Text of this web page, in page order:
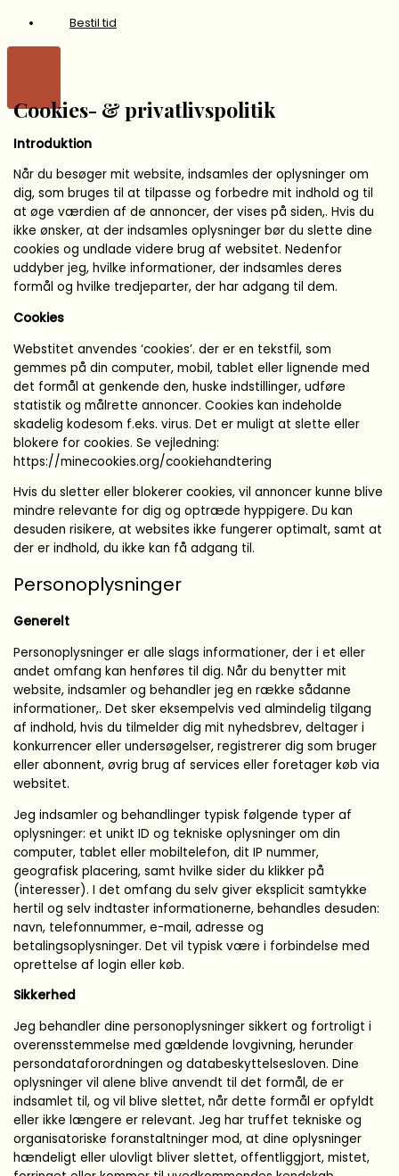
Bestil tid
Cookies- & privatlivspolitik
Introduktion
Når du besøger mit website, indsamles der oplysninger om
dig, som bruges til at tilpasse og forbedre mit indhold og til
at øge værdien af de annoncer, der vises på siden,. Hvis du
ikke ønsker, at der indsamles oplysninger bør du slette dine
cookies og undlade videre brug af websitet. Nedenfor
uddyber jeg, hvilke informationer, der indsamles deres
formål og hvilke tredjeparter, der har adgang til dem.
Cookies
Webstitet anvendes ‘cookies’. der er en tekstfil, som
gemmes på din computer, mobil, tablet eller lignende med
det formål at genkende den, huske indstillinger, udføre
statistik og målrette annoncer. Cookies kan indeholde
skadelig kodesom f.eks. virus. Det er muligt at slette eller
blokere for cookies. Se vejledning:
https://minecookies.org/cookiehandtering
Hvis du sletter eller blokerer cookies, vil annoncer kunne blive
mindre relevante for dig og optræde hyppigere. Du kan
desuden risikere, at websites ikke fungerer optimalt, samt at
der er indhold, du ikke kan få adgang til.
Personoplysninger
Generelt
Personoplysninger er alle slags informationer, der i et eller
andet omfang kan henføres til dig. Når du benytter mit
website, indsamler og behandler jeg en række sådanne
informationer,. Det sker eksempelvis ved almindelig tilgang
af indhold, hvis du tilmelder dig mit nyhedsbrev, deltager i
konkurrencer eller undersøgelser, registrerer dig som bruger
eller abonnent, øvrig brug af services eller foretager køb via
websitet.
Jeg indsamler og behandlinger typisk følgende typer af
oplysninger: et unikt ID og tekniske oplysninger om din
computer, tablet eller mobiltelefon, dit IP nummer,
geografisk placering, samt hvilke sider du klikker på
(interesser). I det omfang du selv giver eksplicit samtykke
hertil og selv indtaster informationerne, behandles desuden:
navn, telefonnummer, e-mail, adresse og
betalingsoplysninger. Det vil typisk være i forbindelse med
oprettelse af login eller køb.
Sikkerhed
Jeg behandler dine personoplysninger sikkert og fortroligt i
overensstemmelse med gældende lovgivning, herunder
persondataforordningen og databeskyttelsesloven. Dine
oplysninger vil alene blive anvendt til det formål, de er
indsamlet til, og vil blive slettet, når dette formål er opfyldt
eller ikke længere er relevant. Jeg har truffet tekniske og
organisatoriske foranstaltninger mod, at dine oplysninger
hændeligt eller ulovligt bliver slettet, offentliggjort, mistet,